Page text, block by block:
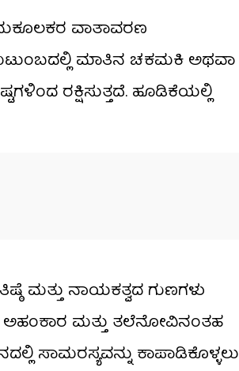
ವಾತಾವರಣ
ಮಾತಿನ ಚಕಮಕಿ ಅಥವಾ
ರಕ್ಷಿಸುತ್ತದೆ. ಹೂಡಿಕೆಯಲ್ಲಿ
ಮತ್ತು ನಾಯಕತ್ವದ ಗುಣಗಳು
ಅಹಂಕಾರ ಮತ್ತು ತಲೆನೋವಿನಂತಹ
ಸಾಮರಸ್ಯವನ್ನು ಕಾಪಾಡಿಕೊಳ್ಳಲು